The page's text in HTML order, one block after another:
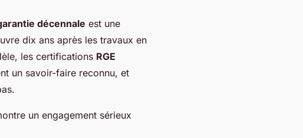
décennale est une
dix ans après les travaux en
les certifications RGE
un savoir-faire reconnu, et
un engagement sérieux